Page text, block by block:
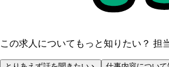
この求人についてもっと知りたい？ 担